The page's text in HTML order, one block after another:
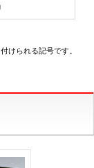
られる記号です。